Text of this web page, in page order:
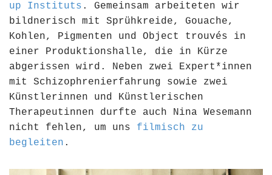
up Instituts . Gemeinsam arbeiteten wir
bildnerisch mit Sprühkreide, Gouache,
Kohlen, Pigmenten und Object trouvés in
einer Produktionshalle, die in Kürze
abgerissen wird. Neben zwei Expert*innen
mit Schizophrenierfahrung sowie zwei
Künstlerinnen und Künstlerischen
Therapeutinnen durfte auch Nina Wesemann
nicht fehlen, um uns filmisch zu
begleiten .